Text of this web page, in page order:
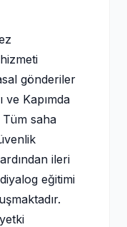
gönderiler
ve Kapımda
Tüm saha
ileri
eğitimi